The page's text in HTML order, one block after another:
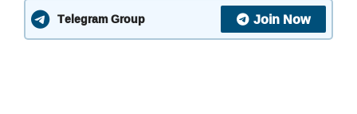
Telegram Group Join Now